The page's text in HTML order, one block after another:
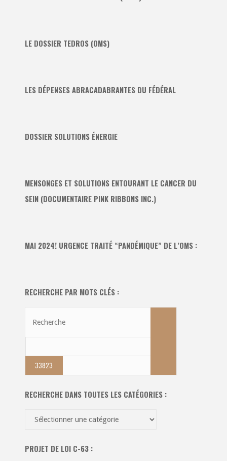
LE DOSSIER TEDROS (OMS)
LES DÉPENSES ABRACADABRANTES DU FÉDÉRAL
DOSSIER SOLUTIONS ÉNERGIE
MENSONGES ET SOLUTIONS ENTOURANT LE CANCER DU
SEIN (DOCUMENTAIRE PINK RIBBONS INC.)
MAI 2024! URGENCE TRAITÉ “PANDÉMIQUE” DE L’OMS :
RECHERCHE PAR MOTS CLÉS :
RECHERCHE DANS TOUTES LES CATÉGORIES :
Recherche
les
PROJET DE LOI C-63 :